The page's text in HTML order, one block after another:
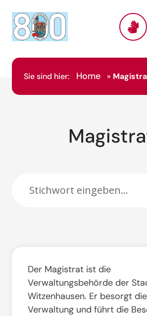
springen
Sie sind hier: Home »
Der Magistrat ist die
Verwaltungsbehörde der
Witzenhausen. Er besorgt
Verwaltung und führt die